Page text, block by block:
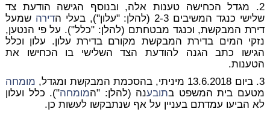
2. מגדל הכחישה טענות אלה, ובנוסף הגישה הודעת צד
שלישי כנגד המשיבים 2-3 (להלן: "עלון"), בעלי ה
דירה שמעל
דירת המבקשת, וכנגד מבטחתם (להלן: "כלל"). על פי הנטען,
נזקי המים בדירת המבקשת מקורם בדירת עלון. עלון וכלל
הגישו כתב הגנה להודעת הצד השלישי בו הכחישו את
הטענות.
3. ביום 13.6.2018 מיניתי, בהסכמת המבקשת ומגדל,
מומחה
מטעם בית המשפט בתובענה (להלן: "המומחה"). כלל ועלון
לא הביעו עמדתם בעניין על אף שנתבקשו לעשות כן.